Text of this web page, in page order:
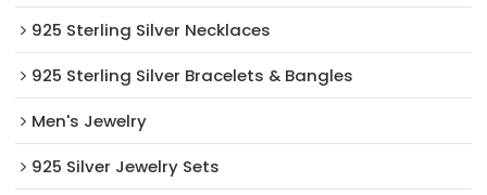
925 Sterling Silver Necklaces
925 Sterling Silver Bracelets & Bangles
Men's Jewelry
925 Silver Jewelry Sets